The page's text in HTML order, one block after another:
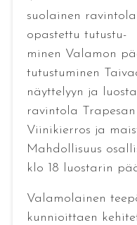
suolainen
opastettu tutustu-
minen Valamon
tutustuminen
näyttelyyn ja
ravintola
Viinikierros ja
Mahdollisuus
klo 18 luostarin
Valamolainen
kunnioittaen